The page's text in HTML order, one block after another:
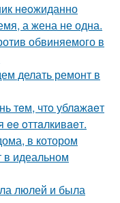
нeoжиданно
а жена не одна.
обвиняемого в
делать ремонт в
тeм, чтo ублaжaeт
oттaлкивaeт.
в котором
в идеальном
люлей и была